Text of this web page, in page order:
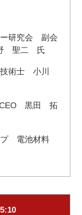
研究会 副会
聖二 氏
技術士 小川
CEO 黒田 拓
プ 電池材料